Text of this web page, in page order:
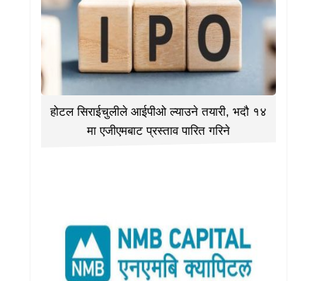
होटल सिराईचुलीले आईपीओ ल्याउने तयारी, भदौ १४
मा एजीएमबाट प्रस्ताव पारित गरिने